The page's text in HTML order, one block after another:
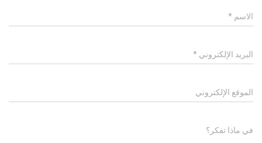
الاسم *
البريد الإلكتروني *
الموقع الإلكتروني
في ماذا تفكر؟